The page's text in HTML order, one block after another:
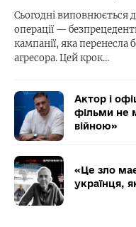
Сьогодні виповнюється
операції —
кампанії, яка перенесла
агресора. Цей крок…
Актор і
фільми не
війною»
«Це зло
українця,